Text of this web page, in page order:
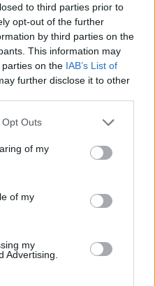
to third parties prior to
opt-out of the further
by third parties on the
This information may
on the IAB’s List of
further disclose it to other
Outs
of my
of my
my
Advertising.
amerikai felnőttek
tendenciát mutatott,
(BMI)
2023-ban azonban...
hírarchívumához
tartalmazza:
év napon belüli